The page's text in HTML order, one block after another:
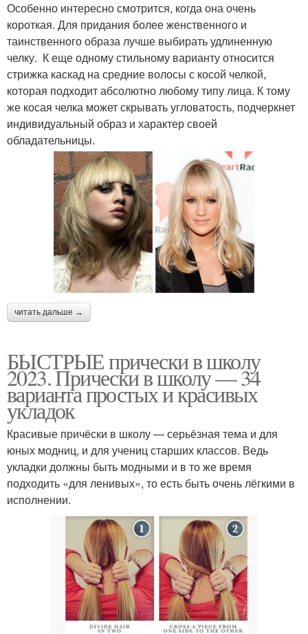
Особенно интересно смотрится, когда она очень
короткая. Для придания более женственного и
таинственного образа лучше выбирать удлиненную
челку. К еще одному стильному варианту относится
стрижка каскад на средние волосы с косой челкой,
которая подходит абсолютно любому типу лица. К тому
же косая челка может скрывать угловатость, подчеркнет
индивидуальный образ и характер своей
обладательницы.
читать дальше →
БЫСТРЫЕ прически в школу
2023. Прически в школу — 34
варианта простых и красивых
укладок
Красивые причёски в школу — серьёзная тема и для
юных модниц, и для учениц старших классов. Ведь
укладки должны быть модными и в то же время
подходить «для ленивых», то есть быть очень лёгкими в
исполнении.